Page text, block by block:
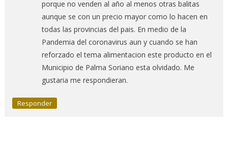
porque no venden al año al menos otras balitas
aunque se con un precio mayor como lo hacen en
todas las provincias del pais. En medio de la
Pandemia del coronavirus aun y cuando se han
reforzado el tema alimentacion este producto en el
Municipio de Palma Soriano esta olvidado. Me
gustaria me respondieran.
Responder